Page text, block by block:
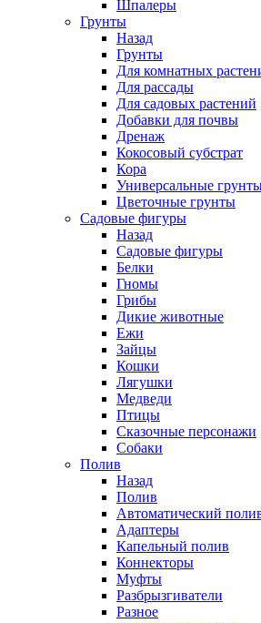
Шпалеры
Грунты
Назад
Грунты
Для комнатных
Для рассады
Для садовых растений
Добавки для почвы
Дренаж
Кокосовый субстрат
Кора
Универсальные
Цветочные грунты
Садовые фигуры
Назад
Садовые фигуры
Белки
Гномы
Грибы
Дикие животные
Ежи
Зайцы
Кошки
Лягушки
Медведи
Птицы
Сказочные персонажи
Собаки
Полив
Назад
Полив
Автоматический
Адаптеры
Капельный полив
Коннекторы
Муфты
Разбрызгиватели
Разное